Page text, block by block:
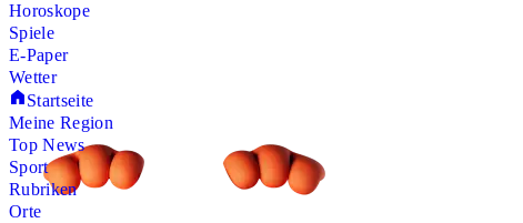
Horoskope
Spiele
E-Paper
Wetter
Startseite
Meine Region
Top News
Sport
Rubriken
Orte